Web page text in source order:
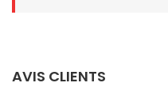
AVIS CLIENTS